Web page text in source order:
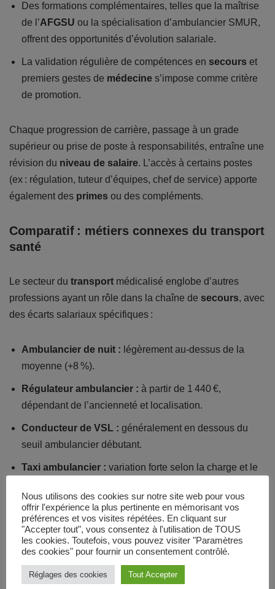
Des formations complémentaires, telles que la maîtrise
de l’AFGSU ou la spécialisation d’ambulancier SMUR,
offrent des opportunités d’évolution salariale.
La validation régulière de compétences en secours et
premiers gestes de médecine s’impose comme critère
de promotion.
Chaque progression de carrière, passage à un grade
supérieur ou prise de poste à responsabilités, entraîne une
révision du niveau de salaire. L’accès à certains postes
(ex : régulation, tuteur d’équipes, chef de service) apporte
également des primes ou des compléments.
Comparatif : métiers connexes du transport
santé
Le secteur du transport médicalisé englobe d’autres
professions ayant un rôle dans la chaîne de secours, avec
des écarts salariaux spécifiques :
Ambulancier de nuit : légèrement au-dessus de la
moyenne (+8 %).
Régulateur ambulancier : à partir de 1 440 €,
dépendant de l’ancienneté et localisation.
Conducteur de VSL : généralement en dessous du
seuil ambulancier débutant.
Taxi ambulancier : variation forte selon la charge et le
Lisez aussi :
Comment éteindre votre iPhone 11
étape par étape
Ce panorama met en évidence la diversité des parcours
Nous utilisons des cookies sur notre site web pour vous
offrir l'expérience la plus pertinente en mémorisant vos
préférences et vos visites répétées. En cliquant sur
"Accepter tout", vous consentez à l'utilisation de TOUS
les cookies. Toutefois, vous pouvez visiter "Paramètres
des cookies" pour fournir un consentement contrôlé.
Réglages des cookies Tout Accepter